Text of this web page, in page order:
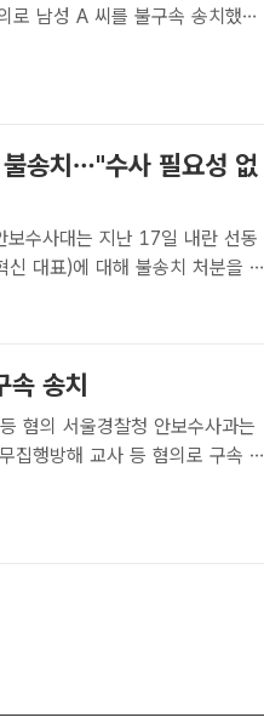
로 남성 A 씨를 불구속 송치했다
자] SNS에서 '5·18 민주화운동
송치…"수사 필요성 없
대표)에 대해 불송치 처분을 내
이윤경 기자] "헌법재판소(헌재)
속 송치
수사과는
집행방해 교사 등 혐의로 구속 송
윤경 기자] 서부지법 폭동 사태